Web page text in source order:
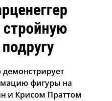
фигуры на
и Крисом Праттом